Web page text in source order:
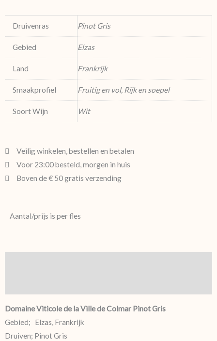
Druivenras Pinot Gris
Gebied Elzas
Land Frankrijk
Smaakprofiel Fruitig en vol, Rijk en soepel
Soort Wijn Wit
Veilig winkelen, bestellen en betalen
Voor 23:00 besteld, morgen in huis
Boven de € 50 gratis verzending
Aantal/prijs is per fles
Domaine Viticole de la Ville de Colmar Pinot Gris
Gebied; Elzas, Frankrijk
Druiven; Pinot Gris